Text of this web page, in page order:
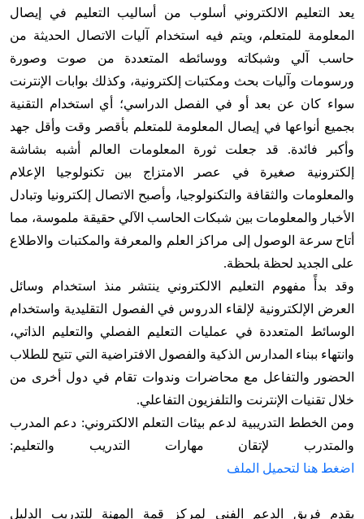
يعد التعليم الالكتروني أسلوب من أساليب التعليم في إيصال
المعلومة للمتعلم، ويتم فيه استخدام آليات الاتصال الحديثة من
حاسب آلي وشبكاته ووسائطه المتعددة من صوت وصورة
ورسومات وآليات بحث ومكتبات إلكترونية، وكذلك بوابات الإنترنت
سواء كان عن بعد أو في الفصل الدراسي؛ أي استخدام التقنية
بجميع أنواعها في إيصال المعلومة للمتعلم بأقصر وقت وأقل جهد
وأكبر فائدة. قد جعلت ثورة المعلومات العالم أشبه بشاشة
إلكترونية صغيرة في عصر الامتزاج بين تكنولوجيا الإعلام
والمعلومات والثقافة والتكنولوجيا، وأصبح الاتصال إلكترونيا وتبادل
الأخبار والمعلومات بين شبكات الحاسب الآلي حقيقة ملموسة، مما
أتاح سرعة الوصول إلى مراكز العلم والمعرفة والمكتبات والاطلاع
على الجديد لحظة بلحظة.
وقد بدأً مفهوم التعليم الالكتروني ينتشر منذ استخدام وسائل
العرض الإلكترونية لإلقاء الدروس في الفصول التقليدية واستخدام
الوسائط المتعددة في عمليات التعليم الفصلي والتعليم الذاتي،
وانتهاء ببناء المدارس الذكية والفصول الافتراضية التي تتيح للطلاب
الحضور والتفاعل مع محاضرات وندوات تقام في دول أخرى من
خلال تقنيات الإنترنت والتلفزيون التفاعلي.
ومن الخطط التدريبية لدعم بيئات التعلم الالكتروني: دعم المدرب
والمتدرب لإتقان مهارات التدريب والتعليم:
اضغط هنا لتحميل الملف
يقدم فريق الدعم الفني لمركز قمة المهنة للتدريب الدليل